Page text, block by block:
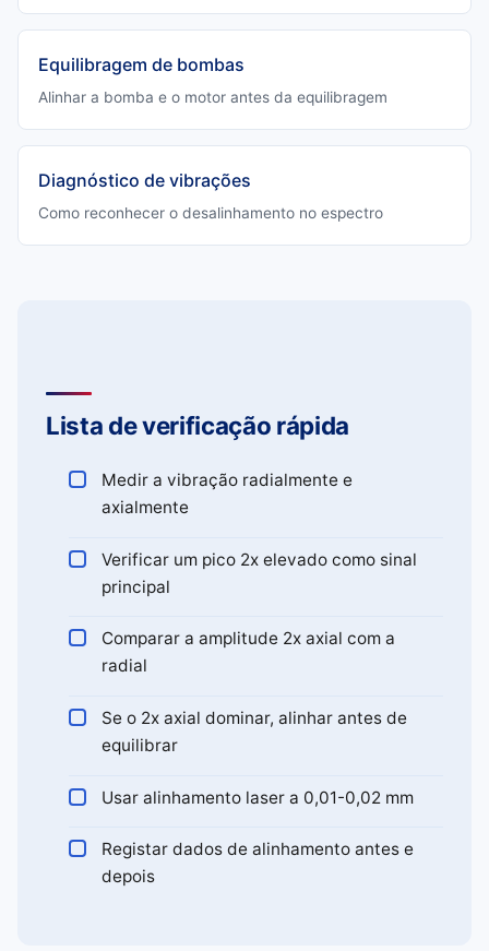
Equilibragem de bombas
Alinhar a bomba e o motor antes da equilibragem
Diagnóstico de vibrações
Como reconhecer o desalinhamento no espectro
Lista de verificação rápida
Medir a vibração radialmente e
axialmente
Verificar um pico 2x elevado como sinal
principal
Comparar a amplitude 2x axial com a
radial
Se o 2x axial dominar, alinhar antes de
equilibrar
Usar alinhamento laser a 0,01-0,02 mm
Registar dados de alinhamento antes e
depois